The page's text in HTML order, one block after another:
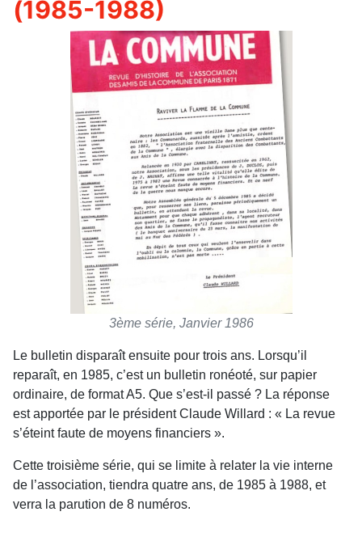
(1985-1988)
3ème série, Janvier 1986
Le bulletin disparaît ensuite pour trois ans. Lorsqu’il
reparaît, en 1985, c’est un bulletin ronéoté, sur papier
ordinaire, de format A5. Que s’est-il passé ? La réponse
est apportée par le président Claude Willard : « La revue
s’éteint faute de moyens financiers ».
Cette troisième série, qui se limite à relater la vie interne
de l’association, tiendra quatre ans, de 1985 à 1988, et
verra la parution de 8 numéros.